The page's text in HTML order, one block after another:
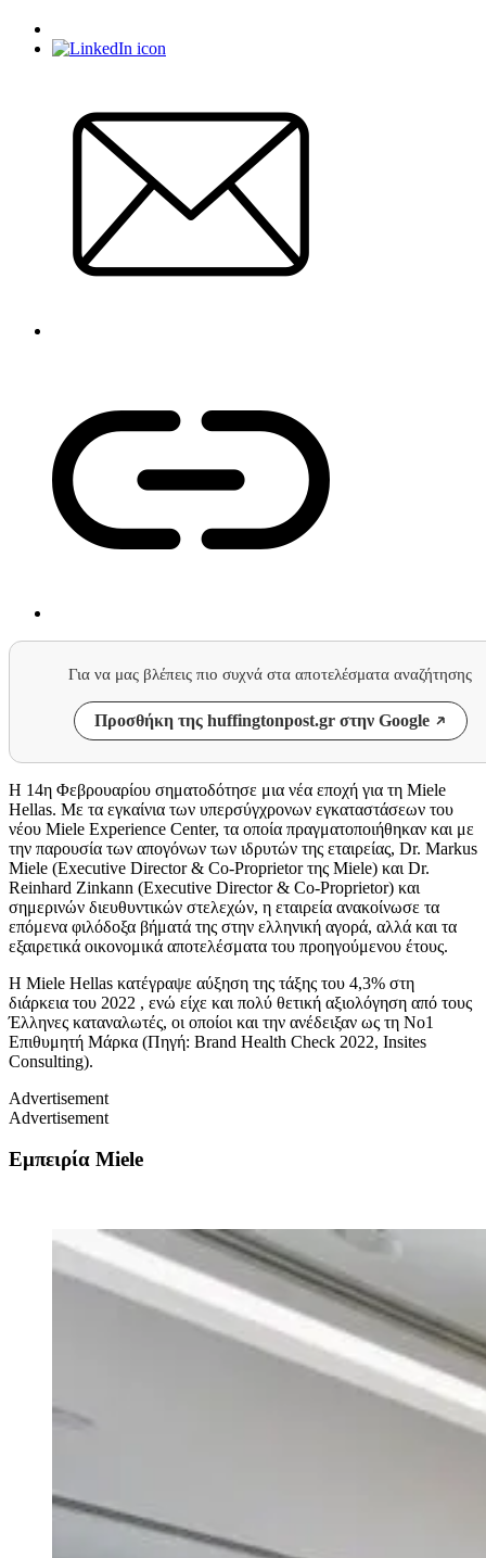
Για να μας βλέπεις πιο συχνά στα αποτελέσματα αναζήτησης
Προσθήκη της huffingtonpost.gr στην Google
Η 14η Φεβρουαρίου σηματοδότησε μια νέα εποχή για τη Miele
Hellas. Με τα εγκαίνια των υπερσύγχρονων εγκαταστάσεων του
νέου Miele Experience Center, τα οποία πραγματοποιήθηκαν και με
την παρουσία των απογόνων των ιδρυτών της εταιρείας, Dr. Markus
Miele (Executive Director & Co-Proprietor της Miele) και Dr.
Reinhard Zinkann (Executive Director & Co-Proprietor) και
σημερινών διευθυντικών στελεχών, η εταιρεία ανακοίνωσε τα
επόμενα φιλόδοξα βήματά της στην ελληνική αγορά, αλλά και τα
εξαιρετικά οικονομικά αποτελέσματα του προηγούμενου έτους.
Η Miele Hellas κατέγραψε αύξηση της τάξης του 4,3% στη
διάρκεια του 2022 , ενώ είχε και πολύ θετική αξιολόγηση από τους
Έλληνες καταναλωτές, οι οποίοι και την ανέδειξαν ως τη Νο1
Επιθυμητή Μάρκα (Πηγή: Brand Health Check 2022, Insites
Consulting).
Advertisement
Advertisement
Εμπειρία Miele